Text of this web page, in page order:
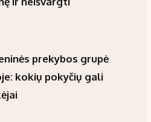
prekybos grupė
kokių pokyčių gali